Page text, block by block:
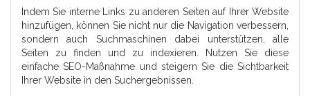
Indem Sie interne Links zu anderen Seiten auf Ihrer Website
hinzufügen, können Sie nicht nur die Navigation verbessern,
sondern auch Suchmaschinen dabei unterstützen, alle
Seiten zu finden und zu indexieren. Nutzen Sie diese
einfache SEO-Maßnahme und steigern Sie die Sichtbarkeit
Ihrer Website in den Suchergebnissen.